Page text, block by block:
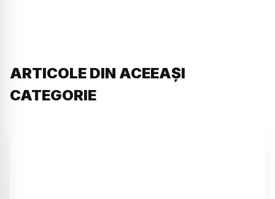
ARTICOLE DIN ACEEAȘI
CATEGORIE